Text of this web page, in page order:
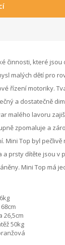
činnosti, které
malých dětí pro
řízení motoriky.
a dostatečně
malého lavoru
zpomaluje a
Mini Top byl
a prsty dítěte jsou v
Mini Top má
26,5cm
50kg